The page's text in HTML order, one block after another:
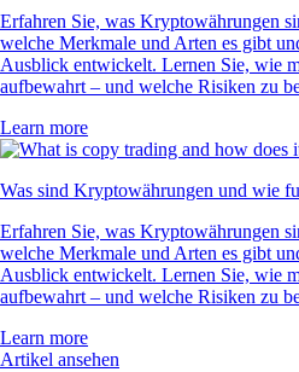
Erfahren Sie, was Kryptowährungen
welche Merkmale und Arten es gibt
Ausblick entwickelt. Lernen Sie, wie
aufbewahrt – und welche Risiken zu
Learn more
Was sind Kryptowährungen und wie
Erfahren Sie, was Kryptowährungen
welche Merkmale und Arten es gibt
Ausblick entwickelt. Lernen Sie, wie
aufbewahrt – und welche Risiken zu
Learn more
Artikel ansehen